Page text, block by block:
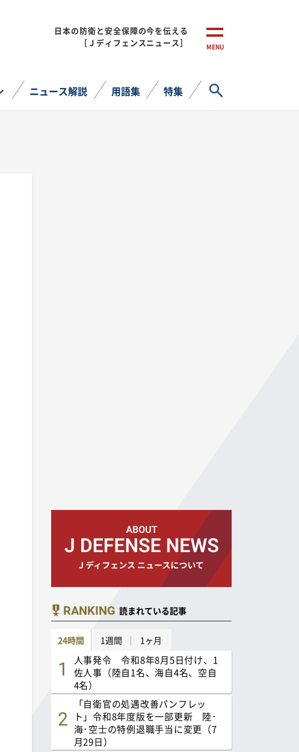
日本の防衛と安全保障の今を伝える
［Ｊディフェンスニュース］
MENU
ニュース解説 用語集 特集
RANKING 読まれている記事
24時間 1週間 1ヶ月
人事発令 令和8年8月5日付け、1
佐人事（陸自1名、海自4名、空自
4名）
「自衛官の処遇改善パンフレッ
ト」令和8年度版を一部更新 陸･
海･空士の特例退職手当に変更（7
月29日）